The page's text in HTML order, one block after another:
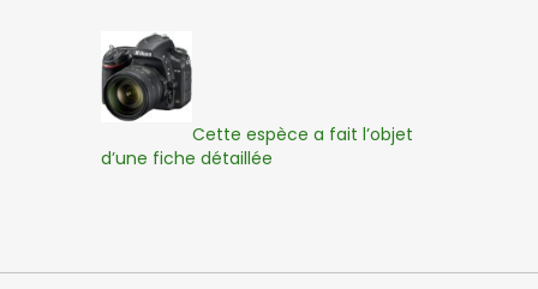
Cette espèce a fait l’objet
d’une fiche détaillée